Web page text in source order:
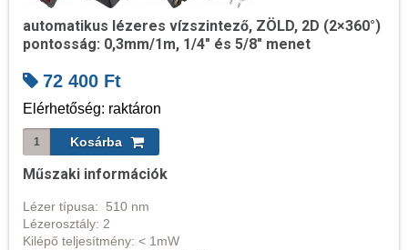
automatikus lézeres vízszintező, ZÖLD, 2D (2×360°)
pontosság: 0,3mm/1m, 1/4" és 5/8" menet
72 400 Ft
Elérhetőség: raktáron
Műszaki információk
Lézer típusa: 510 nm
Lézerosztály: 2
Kilépő teljesítmény: < 1mW